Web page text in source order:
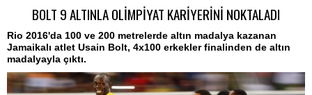
BOLT 9 ALTINLA OLİMPİYAT KARİYERİNİ NOKTALADI
Rio 2016'da 100 ve 200 metrelerde altın madalya kazanan
Jamaikalı atlet Usain Bolt, 4x100 erkekler finalinden de altın
madalyayla çıktı.